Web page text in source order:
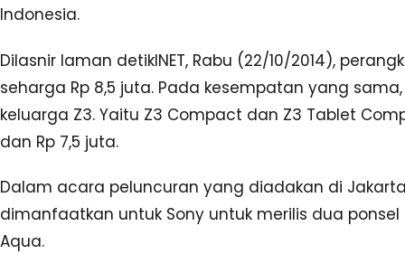
Indonesia.
Dilasnir laman detikINET, Rabu (22/10/2014),
seharga Rp 8,5 juta. Pada kesempatan yang
keluarga Z3. Yaitu Z3 Compact dan Z3 Tablet
dan Rp 7,5 juta.
Dalam acara peluncuran yang diadakan di
dimanfaatkan untuk Sony untuk merilis dua ponsel
Aqua.